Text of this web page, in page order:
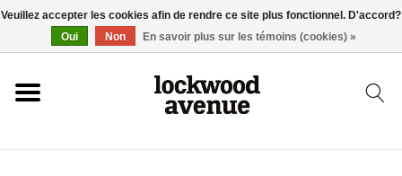
ACCUEIL
Veuillez accepter les cookies afin de rendre ce site plus fonctionnel. D'accord?
Oui
Non En savoir plus sur les témoins (cookies) »